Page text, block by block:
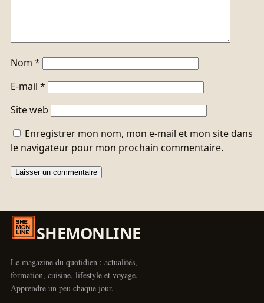
Nom *
E-mail *
Site web
Enregistrer mon nom, mon e-mail et mon site dans
le navigateur pour mon prochain commentaire.
SHEMONLINE
Le magazine du quotidien : actualités,
formation, cuisine, lifestyle et voyage.
Apprendre un peu chaque jour.